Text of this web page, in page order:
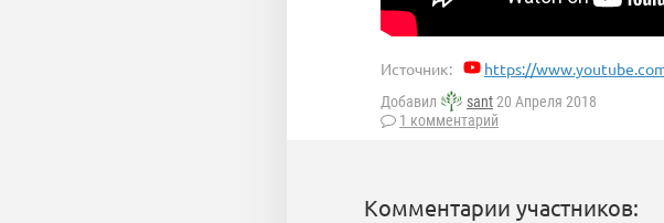
Источник: https://
Добавил sant20 Апреля 2018
1 комментарий
Комментарии участников: